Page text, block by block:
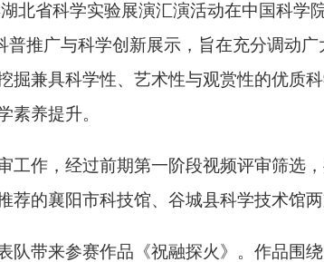
北省科学实验展演汇演活动在中国科学
推广与科学创新展示，旨在充分调动
掘兼具科学性、艺术性与观赏性的优质
素养提升。
工作，经过前期第一阶段视频评审筛选
荐的襄阳市科技馆、谷城县科学技术馆
队带来参赛作品《祝融探火》。作品围